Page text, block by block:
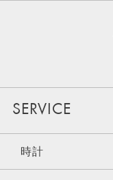
SERVICE
時計